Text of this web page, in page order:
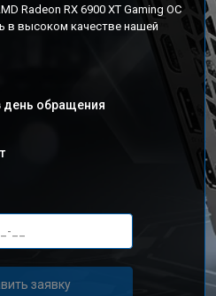
Radeon RX 6900 XT Gaming OC
в высоком качестве нашей
день обращения
заявку